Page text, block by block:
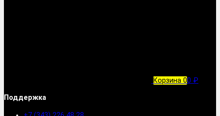
Корзина 00 ₽
Поддержка